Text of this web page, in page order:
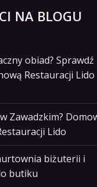
NA BLOGU
obiad? Sprawdź
Restauracji Lido
Zawadzkim?
Lido
biżuterii i
butiku